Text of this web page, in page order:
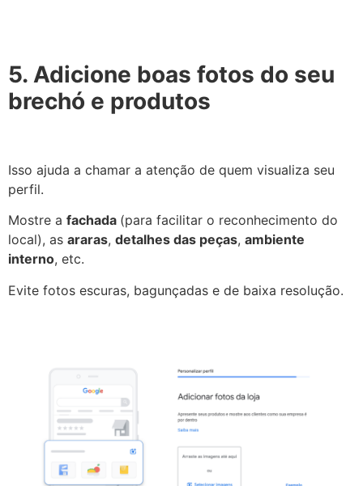
5. Adicione boas fotos do seu
brechó e produtos
Isso ajuda a chamar a atenção de quem visualiza seu
perfil.
Mostre a fachada (para facilitar o reconhecimento do
local), as araras, detalhes das peças, ambiente
interno, etc.
Evite fotos escuras, bagunçadas e de baixa resolução.